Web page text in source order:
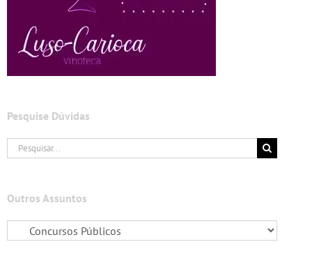
Pesquise Dúvidas
Buscar
resultados
Outros Assuntos